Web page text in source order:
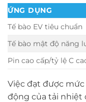
ỨNG DỤNG
Tế bào EV tiêu chuẩn
Tế bào mật độ năng
Pin cao cấp/tỷ lệ C
Việc đạt được
động của tải nhiệt